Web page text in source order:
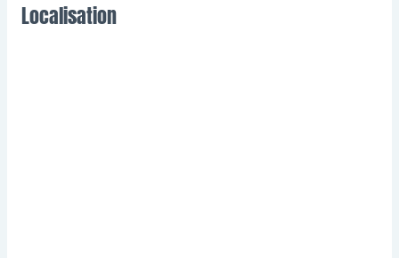
Localisation